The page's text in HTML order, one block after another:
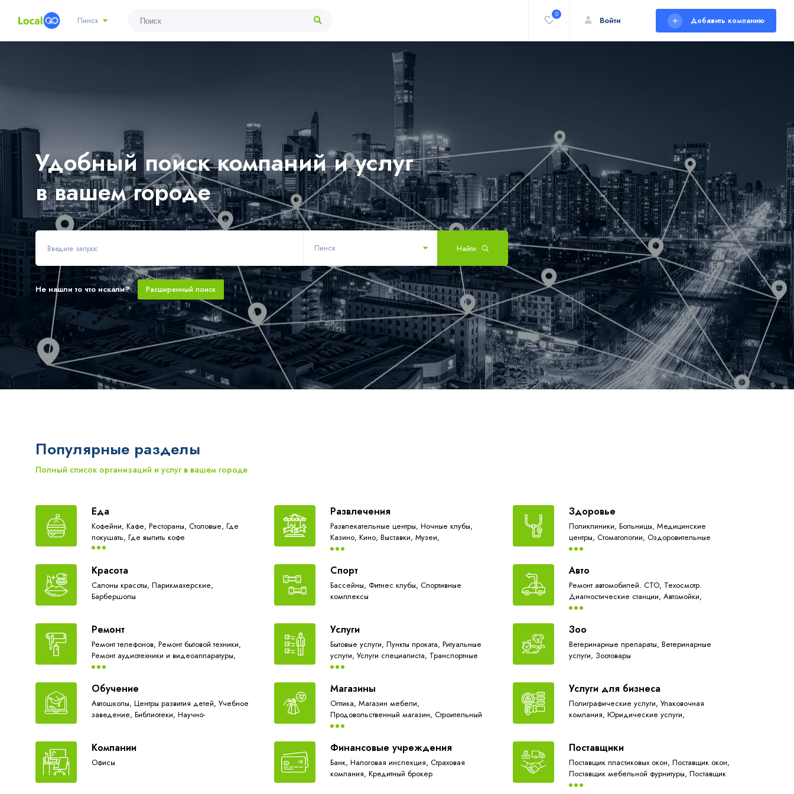
Добавить компанию
Войти
0
Пинск
Удобный поиск компаний и услуг
в вашем городе
Пинск Найти
Не нашли то что искали? Расширенный поиск
Популярные разделы
Полный список организаций и услуг в вашем городе
Еда
Кофейни, Кафе, Рестораны, Столовые, Где
покушать, Где выпить кофе
Развлечения
Развлекательные центры, Ночные клубы,
Казино, Кино, Выставки, Музеи,
Компьютерные клубы,
Здоровье
Поликлиники, Больницы, Медицинские
центры, Стоматологии, Оздоровительные
услуги,
Красота
Салоны красоты, Парикмахерские,
Барбершопы
Спорт
Бассейны, Фитнес клубы, Спортивные
комплексы
Авто
Ремонт автомобилей. СТО, Техосмотр.
Диагностические станции, Автомойки,
Автозапчасти,
независимая оценка стоимости автомобиля,
Такси,АЗС,Автотраспортная компания,
Автобусные перевозки,
Авторазборка,
Обслуживание автокондиционеров
Ремонт
Ремонт телефонов, Ремонт бытовой техники,
Ремонт аудиотехники и видеоаппаратуры,
Ремонт мебели,
Услуги
Бытовые услуги, Пункты проката, Ритуальные
услуги, Услуги специалиста, Транспортные
услуги,
Зоо
Ветеринарные препараты, Ветеринарные
услуги, Зоотовары
Обучение
Автошколы, Центры развития детей, Учебное
заведение, Библиотеки, Научно-
Магазины
Оптика, Магазин мебели,
Продовольственный магазин, Строительный
магазин,
покрытий,Магазин одежды,Магазин товаров
для дома,Торговые центры, гипермаркеты,
Магазины инструмента,Магазин тканей,
Магазин кухонной мебели,
Магазины
Услуги для бизнеса
Полиграфические услуги, Упаковочная
компания, Юридические услуги,
Компании
Офисы
Финансовые учреждения
Банк, Налоговая инспекция, Страховая
компания, Кредитный брокер
Поставщики
Поставщик пластиковых окон, Поставщик окон,
Поставщик мебельной фурнитуры, Поставщик
сельскохозяйственной техники,